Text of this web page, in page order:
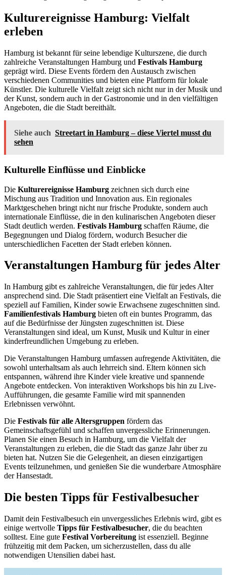
Kulturereignisse Hamburg: Vielfalt
erleben
Hamburg ist bekannt für seine lebendige Kulturszene, die durch
zahlreiche Veranstaltungen Hamburg und Festivals Hamburg
geprägt wird. Diese Events fördern den Austausch zwischen
verschiedenen Communities und bieten eine Plattform für lokale
Künstler. Die kulturelle Vielfalt zeigt sich nicht nur in der Musik und
der Kunst, sondern auch in der Gastronomie und in den vielfältigen
Angeboten, die die Stadt bereithält.
Siehe auch Streetart in Hamburg – diese Viertel musst du
sehen
Kulturelle Einflüsse und Einblicke
Die Kulturereignisse Hamburg zeichnen sich durch eine
Mischung aus Tradition und Innovation aus. Ein regionales
Marktgeschehen bringt nicht nur frische Produkte, sondern auch
internationale Einflüsse, die in den kulinarischen Angeboten dieser
Stadt deutlich werden. Festivals Hamburg schaffen Räume, die
Begegnungen und Dialog fördern, wodurch Besucher die
unterschiedlichen Facetten der Stadt erleben können.
Veranstaltungen Hamburg für jedes Alter
In Hamburg gibt es zahlreiche Veranstaltungen, die für jedes Alter
ansprechend sind. Die Stadt präsentiert eine Vielfalt an Festivals, die
speziell auf Familien, Kinder sowie Erwachsene zugeschnitten sind.
Familienfestivals Hamburg bieten oft ein buntes Programm, das
auf die Bedürfnisse der Jüngsten zugeschnitten ist. Diese
Veranstaltungen sind ideal, um Kunst, Musik und Kultur in einer
kinderfreundlichen Umgebung zu erleben.
Die Veranstaltungen Hamburg umfassen aufregende Aktivitäten, die
sowohl unterhaltsam als auch lehrreich sind. Eltern können sich
entspannen, während ihre Kinder viele kreative und spannende
Angebote entdecken. Von interaktiven Workshops bis hin zu Live-
Aufführungen, die gesamte Familie wird mit spannenden
Erlebnissen verwöhnt.
Die Festivals für alle Altersgruppen fördern das
Gemeinschaftsgefühl und schaffen unvergessliche Erinnerungen.
Planen Sie einen Besuch in Hamburg, um die Vielfalt der
Veranstaltungen zu erleben, die die Stadt das ganze Jahr über zu
bieten hat. Nutzen Sie die Gelegenheit, an diesen einzigartigen
Events teilzunehmen, und genießen Sie die wunderbare Atmosphäre
der Hansestadt.
Die besten Tipps für Festivalbesucher
Damit dein Festivalbesuch ein unvergessliches Erlebnis wird, gibt es
einige wertvolle Tipps für Festivalbesucher, die du beachten
solltest. Eine gute Festival Vorbereitung ist essenziell. Beginne
frühzeitig mit dem Packen, um sicherzustellen, dass du alle
notwendigen Utensilien dabei hast.